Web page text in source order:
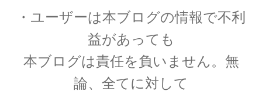
イェール大学の関連人物
ギブス・山川健次郎・ナイキスト等
が学んだ名門
・ユーザーは本ブログの情報で不利
益があっても
本ブログは責任を負いません。無
論、全てに対して